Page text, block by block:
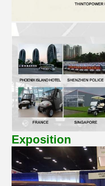
Exposition